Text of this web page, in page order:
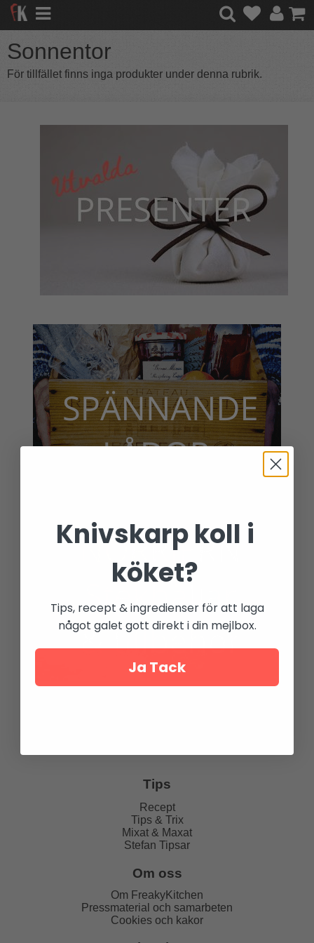
Sonnentor
För tillfället finns inga produkter under denna rubrik.
Tips
Recept
Tips & Trix
Mixat & Maxat
Stefan Tipsar
Om oss
Om FreakyKitchen
Pressmaterial och samarbeten
Cookies och kakor
Knivskarp koll i
köket?
Tips, recept & ingredienser för att laga
något galet gott direkt i din mejlbox.
Ja Tack